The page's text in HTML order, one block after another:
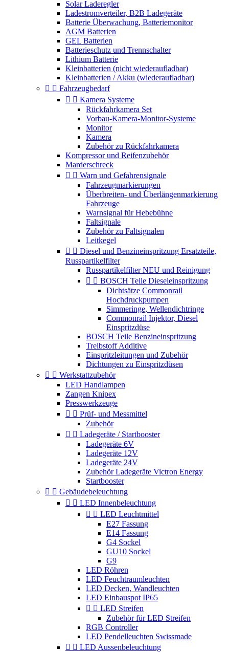
Solar Laderegler
Ladestromverteiler, B2B Ladegeräte
Batterie Überwachung, Batteriemonitor
AGM Batterien
GEL Batterien
Batterieschutz und Trennschalter
Lithium Batterie
Kleinbatterien (nicht wiederaufladbar)
Kleinbatterien / Akku (wiederaufladbar)
  Fahrzeugbedarf
  Kamera Systeme
Rückfahrkamera Set
Vorbau-Kamera-Monitor-Systeme
Monitor
Kamera
Zubehör zu Rückfahrkamera
Kompressor und Reifenzubehör
Marderschreck
  Warn und Gefahrensignale
Fahrzeugmarkierungen
Überbreiten- und Überlängenmarkierung
Fahrzeuge
Warnsignal für Hebebühne
Faltsignale
Zubehör zu Faltsignalen
Leitkegel
  Diesel und Benzineinspritzung Ersatzteile,
Russpartikelfilter
Russpartikelfilter NEU und Reinigung
  BOSCH Teile Dieseleinspritzung
Dichtsätze Commonrail
Hochdruckpumpen
Simmeringe, Wellendichtringe
Commonrail Injektor, Diesel
Einspritzdüse
BOSCH Teile Benzineinspritzung
Treibstoff Additive
Einspritzleitungen und Zubehör
Dichtungen zu Einspritzdüsen
  Werkstattzubehör
LED Handlampen
Zangen Knipex
Presswerkzeuge
  Prüf- und Messmittel
Zubehör
  Ladegeräte / Startbooster
Ladegeräte 6V
Ladegeräte 12V
Ladegeräte 24V
Zubehör Ladegeräte Victron Energy
Startbooster
  Gebäudebeleuchtung
  LED Innenbeleuchtung
  LED Leuchtmittel
E27 Fassung
E14 Fassung
G4 Sockel
GU10 Sockel
G9
LED Röhren
LED Feuchtraumleuchten
LED Decken, Wandleuchten
LED Einbauspot IP65
  LED Streifen
Zubehör für LED Streifen
RGB Controller
LED Pendelleuchten Swissmade
  LED Aussenbeleuchtung